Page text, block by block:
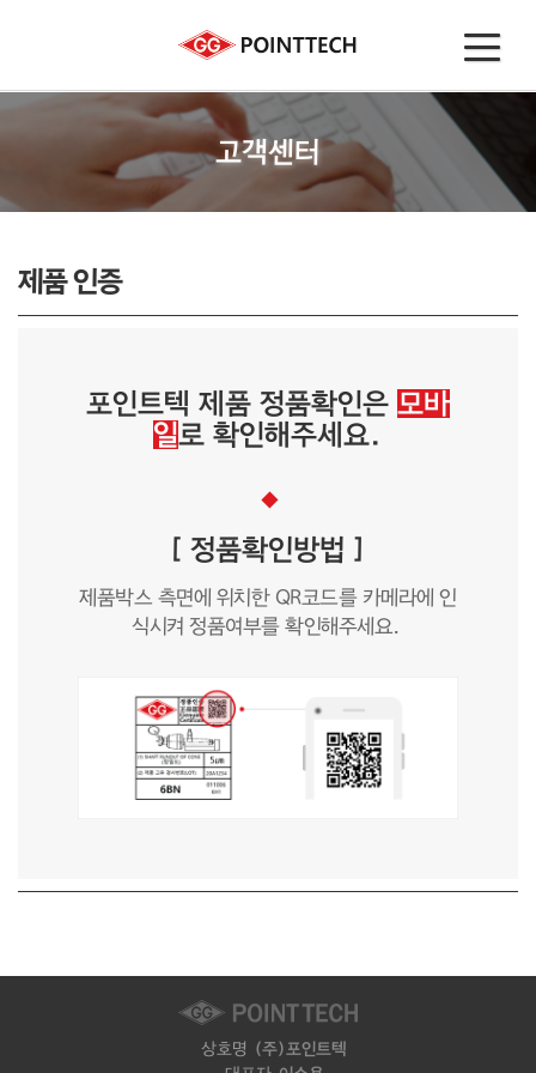
고객센터
제품 인증
포인트텍 제품 정품확인은 모바
일로 확인해주세요.
[ 정품확인방법 ]
제품박스 측면에 위치한 QR코드를 카메라에 인
식시켜 정품여부를 확인해주세요.
상호명
(주)포인트텍